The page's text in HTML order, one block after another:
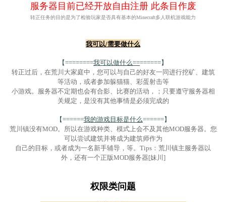
服务器目前已经开放自由注册 此条目作废
转正任务的目的是为了检验玩家是否具有基本的Minecraft多人联机游戏能力
我可以/需要做什么
【========我可以做什么========】
转正过后，在荒川大家庭中，您可以与自己的好友一同进行挖矿、建筑
等活动，或者参加躲猫猫、彩蛋射击等
小游戏。服务器不定期也会有合影、比赛的活动，；只要遵守服务器相
关规定，是没有其他事情是必须完成的
【======我的游戏目标是什么======】
荒川镇没有MOD。所以在游戏种类、模式上会不及其他MOD服务器。您
可以尝试建筑并将成为建筑师作为
自己的目标，或者成为一名新手辅导，等。Tips：荒川镇主服务器以
外，还有一个正版MOD服务器[妹川]
权限类问题